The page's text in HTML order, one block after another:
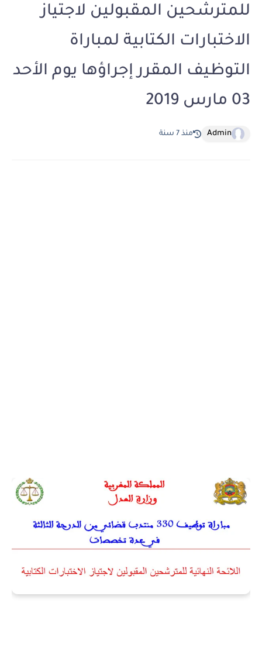
للمترشحين المقبولين لاجتياز
الاختبارات الكتابية لمباراة
التوظيف المقرر إجراؤها يوم الأحد
03 مارس 2019
Admin منذ 7 سنة